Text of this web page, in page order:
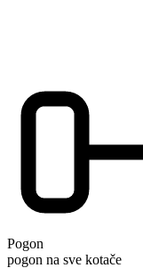
Pogon
pogon na sve kotače